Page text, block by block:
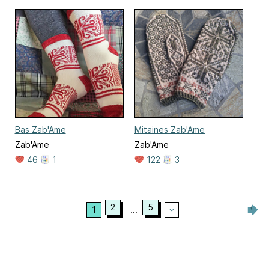
Bas Zab'Ame
Zab'Ame
46
1
Mitaines Zab'Ame
Zab'Ame
122
3
1 2 ... 5